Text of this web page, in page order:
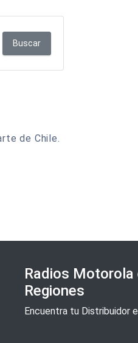
Buscar
de Chile.
Radios Motorola
Regiones
Encuentra tu Distribuidor